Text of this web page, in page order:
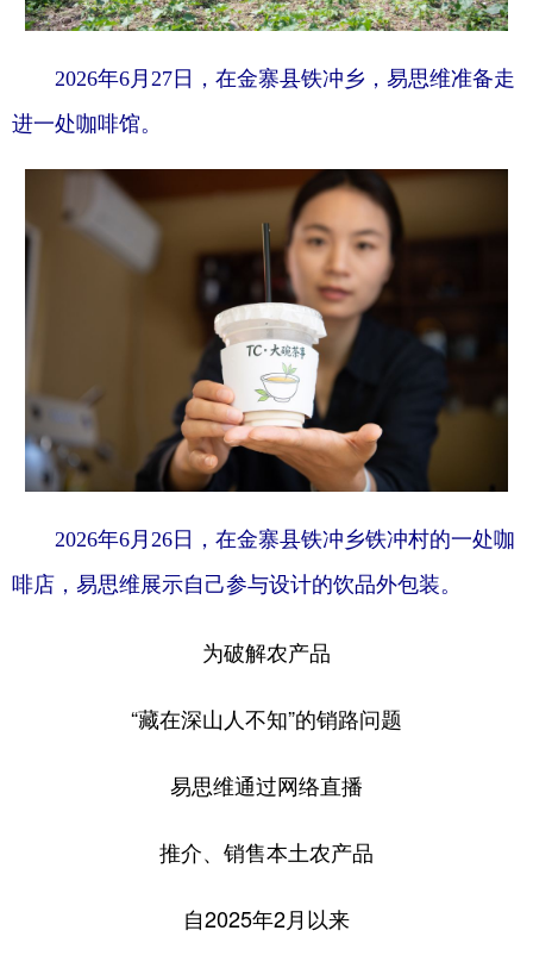
2026年6月27日，在金寨县铁冲乡，易思维准备走
进一处咖啡馆。
2026年6月26日，在金寨县铁冲乡铁冲村的一处咖
啡店，易思维展示自己参与设计的饮品外包装。
为破解农产品
“藏在深山人不知”的销路问题
易思维通过网络直播
推介、销售本土农产品
自2025年2月以来